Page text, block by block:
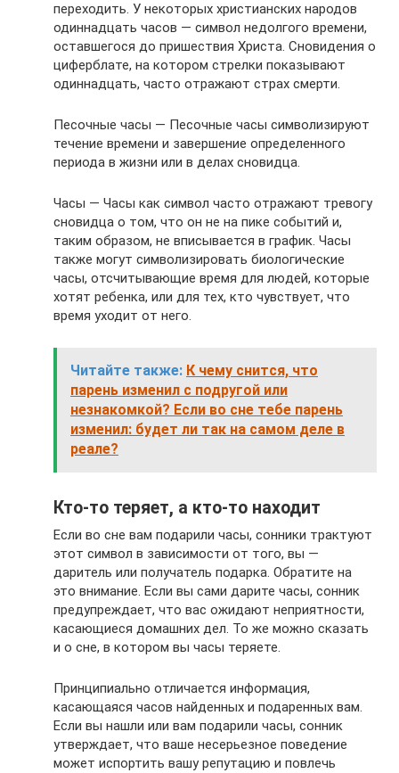
переходить. У некоторых христианских народов
одиннадцать часов — символ недолгого времени,
оставшегося до пришествия Христа. Сновидения о
циферблате, на котором стрелки показывают
одиннадцать, часто отражают страх смерти.
Песочные часы — Песочные часы символизируют
течение времени и завершение определенного
периода в жизни или в делах сновидца.
Часы — Часы как символ часто отражают тревогу
сновидца о том, что он не на пике событий и,
таким образом, не вписывается в график. Часы
также могут символизировать биологические
часы, отсчитывающие время для людей, которые
хотят ребенка, или для тех, кто чувствует, что
время уходит от него.
Читайте также: К чему снится, что
парень изменил с подругой или
незнакомкой? Если во сне тебе парень
изменил: будет ли так на самом деле в
реале?
Кто-то теряет, а кто-то находит
Если во сне вам подарили часы, сонники трактуют
этот символ в зависимости от того, вы —
даритель или получатель подарка. Обратите на
это внимание. Если вы сами дарите часы, сонник
предупреждает, что вас ожидают неприятности,
касающиеся домашних дел. То же можно сказать
и о сне, в котором вы часы теряете.
Принципиально отличается информация,
касающаяся часов найденных и подаренных вам.
Если вы нашли или вам подарили часы, сонник
утверждает, что ваше несерьезное поведение
может испортить вашу репутацию и повлечь